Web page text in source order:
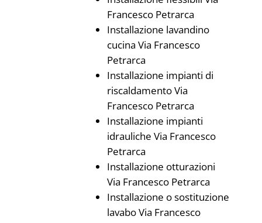
Francesco Petrarca
Installazione lavandino
cucina Via Francesco
Petrarca
Installazione impianti di
riscaldamento Via
Francesco Petrarca
Installazione impianti
idrauliche Via Francesco
Petrarca
Installazione otturazioni
Via Francesco Petrarca
Installazione o sostituzione
lavabo Via Francesco